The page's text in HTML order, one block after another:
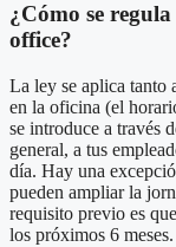
¿Cómo se
office?
La ley se aplica tanto
en la oficina (el
se introduce a través
general, a tus
día. Hay una
pueden ampliar la
requisito previo es
los próximos 6 meses.